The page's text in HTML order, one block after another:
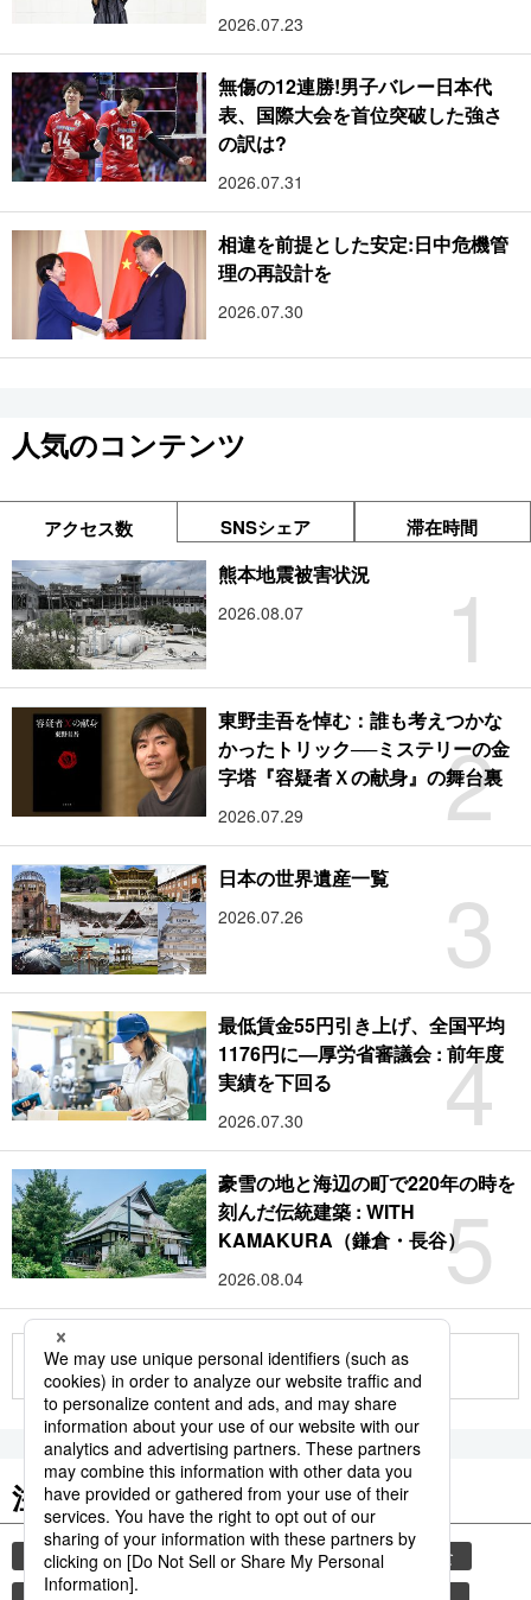
2026.07.23
無傷の12連勝!男子バレー日本代
表、国際大会を首位突破した強さ
の訳は?
2026.07.31
相違を前提とした安定:日中危機管
理の再設計を
2026.07.30
人気のコンテンツ
アクセス数 SNSシェア 滞在時間
1
熊本地震被害状況
2026.08.07
2
東野圭吾を悼む：誰も考えつかな
かったトリック──ミステリーの金
字塔『容疑者Ｘの献身』の舞台裏
2026.07.29
3
日本の世界遺産一覧
2026.07.26
4
最低賃金55円引き上げ、全国平均
1176円に―厚労省審議会 : 前年度
実績を下回る
2026.07.30
5
豪雪の地と海辺の町で220年の時を
刻んだ伝統建築 : WITH
KAMAKURA（鎌倉・長谷）
2026.08.04
もっと見る
注目のキーワード
共同通信ニュース 気象・災害 災害
和食